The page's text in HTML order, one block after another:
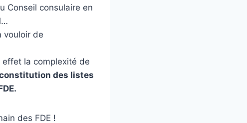
Conseil consulaire en
vouloir de
effet la complexité de
des listes
des FDE !